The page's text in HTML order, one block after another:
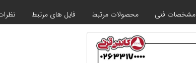
مشخصات فنی محصولات مرتبط فایل های مرتبط